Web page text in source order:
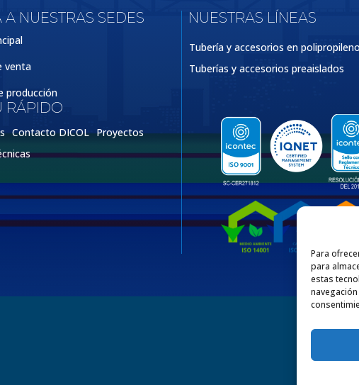
Para
para
estas
A NUESTRAS SEDES
venta
producción
RÁPIDO
Contacto DICOL Proyectos
NUESTRAS LÍNEAS
Tubería y accesorios en
Tuberías y accesorios preaislados